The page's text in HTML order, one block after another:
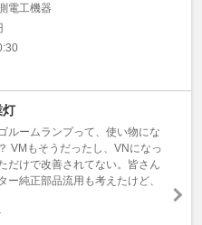
電工機器
灯
ルームランプって、使い物にな
VMもそうだったし、VNになっ
だけで改善されてない。皆さん
ー純正部品流用も考えたけど、